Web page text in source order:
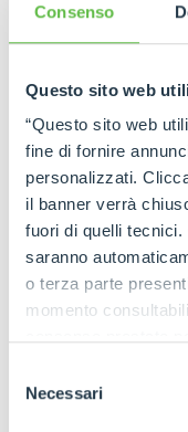
Consenso
Questo sito web
“Questo sito web
fine di fornire
personalizzati.
il banner verrà
fuori di quelli
saranno
o terza parte
momento
ogni pagina,
delNecessari